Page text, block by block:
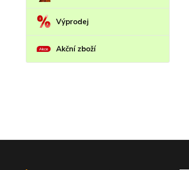
Výprodej
Akční zboží